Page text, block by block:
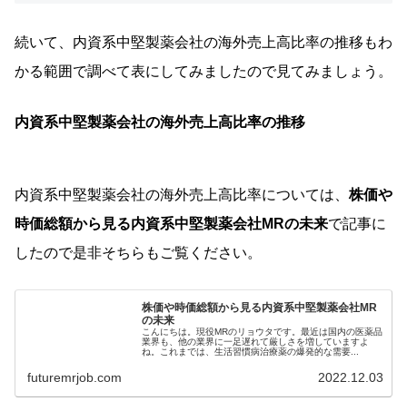
続いて、内資系中堅製薬会社の海外売上高比率の推移もわ
かる範囲で調べて表にしてみましたので見てみましょう。
内資系中堅製薬会社の海外売上高比率の推移
内資系中堅製薬会社の海外売上高比率については、 株価や
時価総額から見る内資系中堅製薬会社MRの未来で記事に
したので是非そちらもご覧ください。
株価や時価総額から見る内資系中堅製薬会社MR
の未来
こんにちは。現役MRのリョウタです。最近は国内の医薬品
業界も、他の業界に一足遅れて厳しさを増していますよ
ね。これまでは、生活習慣病治療薬の爆発的な需要...
futuremrjob.com 2022.12.03